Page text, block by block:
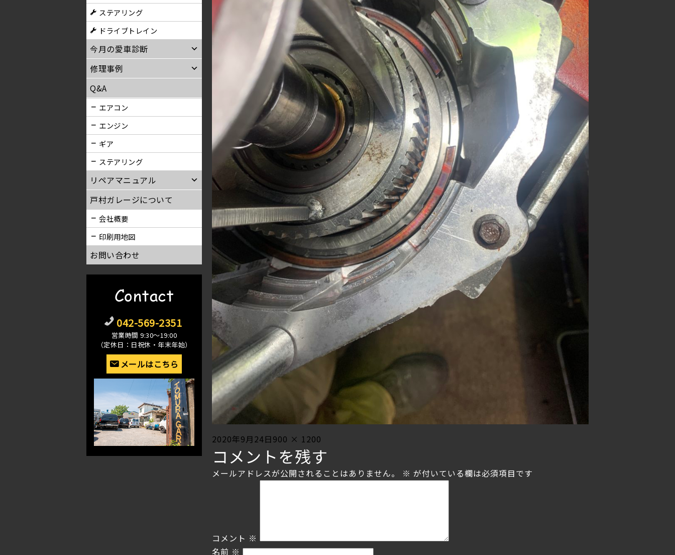
Posted
on
2020年9月24日 Full
size
900 × 1200
コメントを残す
メールアドレスが公開されることはありません。 ※ が付いている欄は必須項目です
コメント ※
名前 ※
ステアリング
ドライブトレイン
今月の愛車診断
修理事例
Q&A
エアコン
エンジン
ギア
ステアリング
リペアマニュアル
戸村ガレージについて
会社概要
印刷用地図
お問い合わせ
Contact
042-569-2351
営業時間 9:30〜19:00
（定休日：日祝休・年末年始）
メールはこちら